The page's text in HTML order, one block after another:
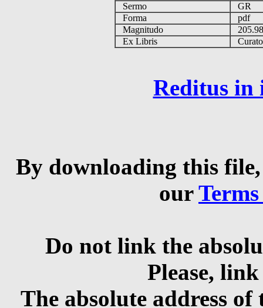
Sermo
GR
Forma
pdf
Magnitudo
Ex Libris
Reditus in
By downloading this
our
Do not link the
Please,
The absolute address